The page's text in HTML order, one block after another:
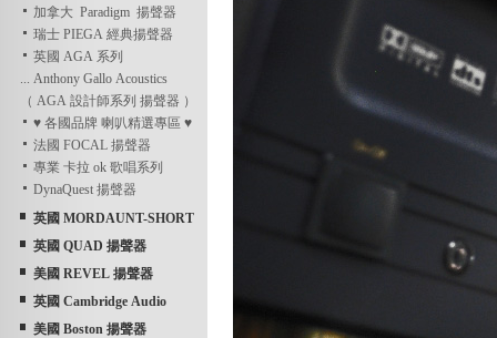
加拿大 Paradigm 揚聲器
瑞士 PIEGA 經典揚聲器
英國 AGA 系列
... Anthony Gallo Acoustics
（ AGA 設計師系列 揚聲器 ）
♥ 各國品牌 喇叭精選專區 ♥
法國 FOCAL 揚聲器
專業 卡拉 ok 歌唱系列
DynaQuest 揚聲器
英國 MORDAUNT-SHORT
英國 QUAD 揚聲器
美國 REVEL 揚聲器
英國 Cambridge Audio
美國 Boston 揚聲器